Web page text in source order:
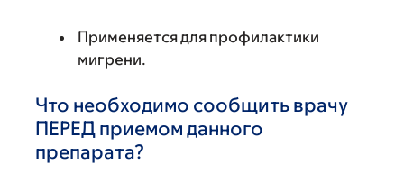
Применяется для профилактики
мигрени.
Что необходимо сообщить врачу
ПЕРЕД приемом данного
препарата?